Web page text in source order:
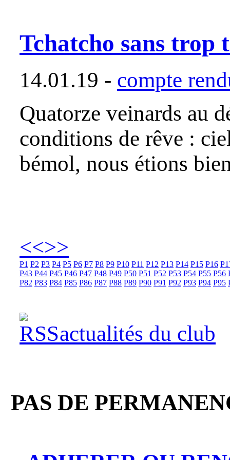
Tchatcho sans trop
14.01.19 - compte
Quatorze veinards au
conditions de rêve :
bémol, nous étions
<<>>
P1 P2 P3 P4 P5 P6 P7 P8 P9 P10 P11 P12 P13 P14 P15 P16
P43 P44 P45 P46 P47 P48 P49 P50 P51 P52 P53 P54 P55 P56
P82 P83 P84 P85 P86 P87 P88 P89 P90 P91 P92 P93 P94 P95
actualités du club
PAS DE